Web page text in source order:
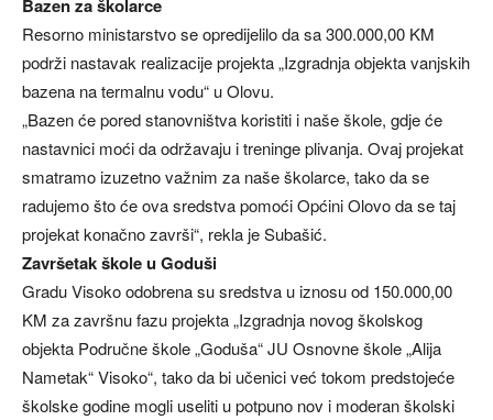
Bazen za školarce
Resorno ministarstvo se opredijelilo da sa 300.000,00 KM
podrži nastavak realizacije projekta „Izgradnja objekta vanjskih
bazena na termalnu vodu“ u Olovu.
„Bazen će pored stanovništva koristiti i naše škole, gdje će
nastavnici moći da održavaju i treninge plivanja. Ovaj projekat
smatramo izuzetno važnim za naše školarce, tako da se
radujemo što će ova sredstva pomoći Općini Olovo da se taj
projekat konačno završi“, rekla je Subašić.
Završetak škole u Goduši
Gradu Visoko odobrena su sredstva u iznosu od 150.000,00
KM za završnu fazu projekta „Izgradnja novog školskog
objekta Područne škole „Goduša“ JU Osnovne škole „Alija
Nametak“ Visoko“, tako da bi učenici već tokom predstojeće
školske godine mogli useliti u potpuno nov i moderan školski